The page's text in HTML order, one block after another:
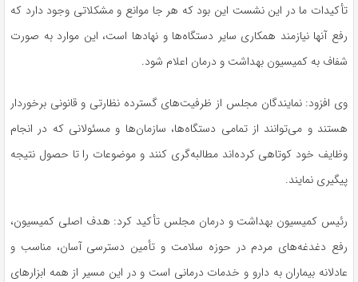
تأکیدات ما در این نشست این بود که هر جا موانع و مشکلاتی وجود دارد که
رفع آنها نیازمند همکاری سایر دستگاه‌ها و نهادها است، این موارد به صورت
شفاف به کمیسیون بهداشت و درمان اعلام شود.
وی افزود: نمایندگان مجلس از ظرفیت‌های گسترده نظارتی و قانونی برخوردار
هستند و می‌توانند از تمامی دستگاه‌ها، سازمان‌ها و مسئولانی که در انجام
وظایف خود کوتاهی کرده‌اند مطالبه‌گری کنند و موضوعات را تا حصول نتیجه
پیگیری نمایند.
رئیس کمیسیون بهداشت و درمان مجلس تأکید کرد: هدف اصلی کمیسیون،
رفع دغدغه‌های مردم در حوزه سلامت و تأمین دسترسی آسان، مناسب و
عادلانه بیماران به دارو و خدمات درمانی است و در این مسیر از همه ابزارهای